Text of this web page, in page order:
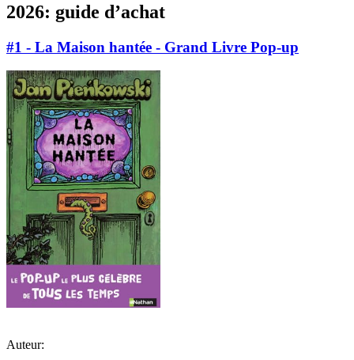
2026: guide d’achat
#1 - La Maison hantée - Grand Livre Pop-up
Auteur: